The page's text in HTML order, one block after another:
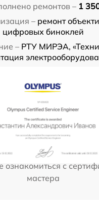
ремонтов – 1
– ремонт
цифровых биноклей
– РТУ МИРЭА,
ознакомиться с
мастера